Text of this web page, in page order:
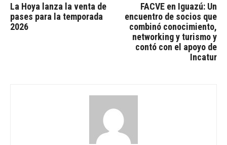
La Hoya lanza la venta de
pases para la temporada
2026
FACVE en Iguazú: Un
encuentro de socios que
combinó conocimiento,
networking y turismo y
contó con el apoyo de
Incatur